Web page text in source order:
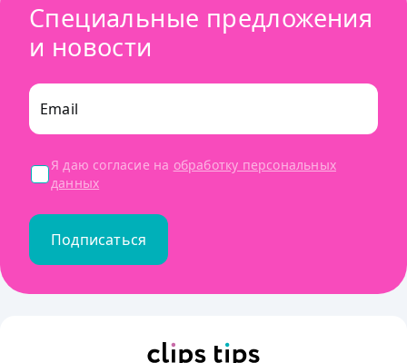
Специальные предложения
и новости
Email
Я даю согласие на обработку персональных
данных
Подписаться